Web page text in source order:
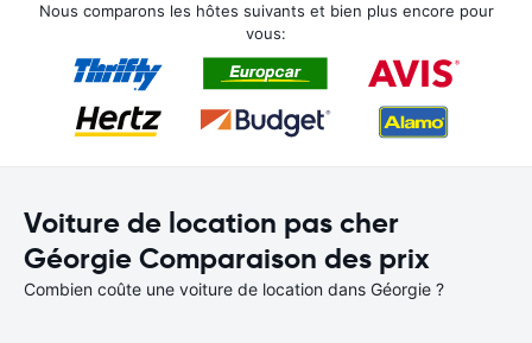
Nous comparons les hôtes suivants et bien plus encore pour
vous:
Voiture de location pas cher
Géorgie Comparaison des prix
Combien coûte une voiture de location dans Géorgie ?